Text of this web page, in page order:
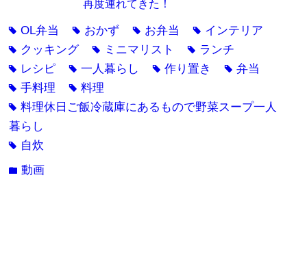
再度連れてきた！
tagOL弁当 tag おかず tag お弁当 tag インテリア
tag クッキング tag ミニマリスト tag ランチ
tag レシピ tag一人暮らし tag作り置き tag弁当
tag手料理 tag料理
tag料理休日ご飯冷蔵庫にあるもので野菜スープ一人
暮らし
tag 自炊
folder動画